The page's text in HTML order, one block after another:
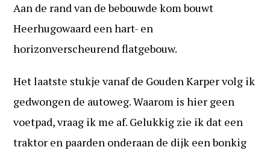
Aan de rand van de bebouwde kom bouwt
Heerhugowaard een hart- en
horizonverscheurend flatgebouw.
Het laatste stukje vanaf de Gouden Karper volg ik
gedwongen de autoweg. Waarom is hier geen
voetpad, vraag ik me af. Gelukkig zie ik dat een
traktor en paarden onderaan de dijk een bonkig